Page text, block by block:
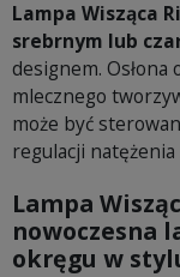
Lampa Wisząca
srebrnym lub
designem.
mlecznego
może być
regulacji
Lampa
nowoczesna
okręgu w